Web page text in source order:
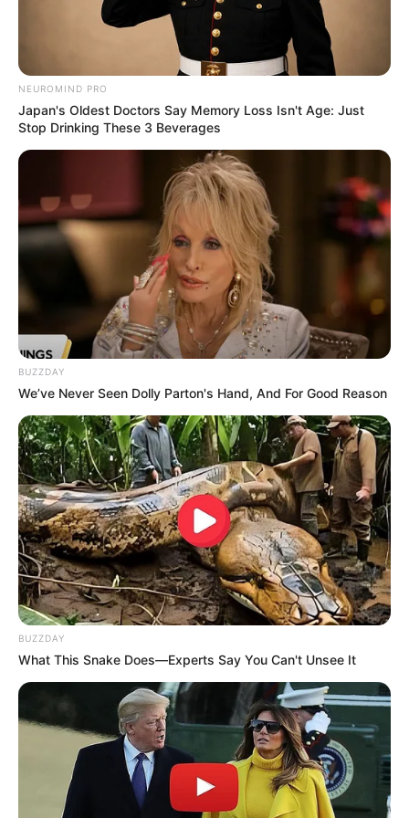
Outra opção ainda mais simples é aplicar uma
renda larga no centro da peça, no sentido do
comprimento.
Viu só como é fácil deixar a casa muito mais linda
com umcaminho de mesa de juta? Agora,
certamente não restam dúvidas de que esse
material é realmente incrível, não é verdade?
NEUROMIND PRO
Japan's Oldest Doctors Say Memory Loss Isn't Age: Just
Stop Drinking These 3 Beverages
BUZZDAY
We’ve Never Seen Dolly Parton's Hand, And For Good Reason
BUZZDAY
What This Snake Does—Experts Say You Can't Unsee It